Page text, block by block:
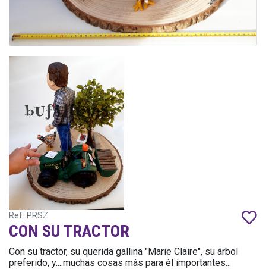
Ref: PRSZ
CON SU TRACTOR
Con su tractor, su querida gallina "Marie Claire", su árbol
preferido, y....muchas cosas más para él importantes...